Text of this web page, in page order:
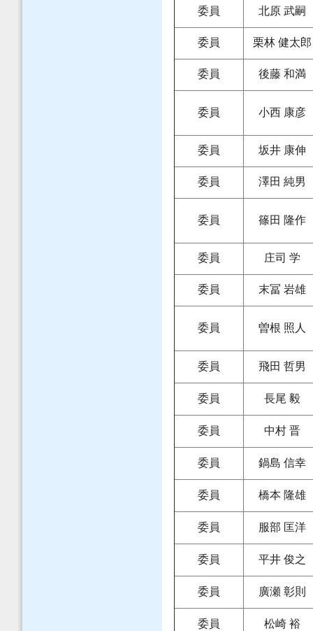
委員 北原 武嗣
委員 栗林 健太郎
委員 後藤 和満
委員 小西 康彦
委員 坂井 康伸
委員 澤田 純男
委員 篠田 隆作
委員 庄司 学
委員 末冨 岩雄
委員 曽根 照人
委員 飛田 哲男
委員 長尾 毅
委員 中村 晋
委員 鍋島 信幸
委員 橋本 隆雄
委員 服部 匡洋
委員 平井 俊之
委員 廣瀬 彰則
委員 松崎 裕